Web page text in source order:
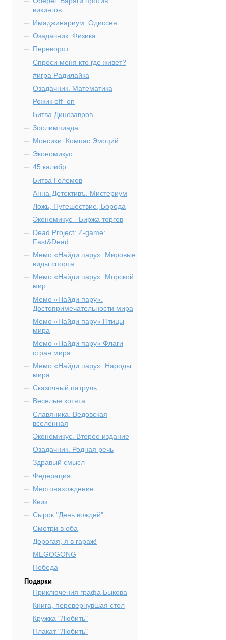
викингов
Имаджинариум. Одиссея
Озадачник. Физика
Переворот
Спроси меня кто где живет?
#игра Радилайка
Озадачник. Математика
Рожик off–on
Битва Динозавров
Зоолимпиада
Монсики. Компас Эмоций
Экономикус
45 калибр
Битва Големов
Анна-Детективъ. Мистериум
Ложь, Путешествие, Борода
Экономикус - Биржа торгов
Dead Project: Z-game:
Fast&Dead
Мемо «Найди пару». Мировые
виды спорта
Мемо «Найди пару». Морской
мир
Мемо «Найди пару».
Достопримечательности мира
Мемо «Найди пару» Птицы
мира
Мемо «Найди пару» Флаги
стран мира
Мемо «Найди пару». Народы
мира
Сказочный патруль
Веселые котята
Славяника. Ведовская
вселенная
Экономикус. Второе издание
Озадачник. Родная речь
Здравый смысл
Федерация
Местонахождение
Квиз
Сырок "День вождей"
Смотри в оба
Дорогая, я в гараж!
MEGOGONG
Победа
Подарки
Приключения графа Быкова
Книга, перевернувшая стол
Кружка "Любить"
Плакат "Любить"